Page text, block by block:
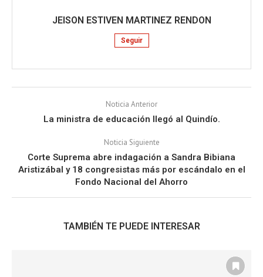
JEISON ESTIVEN MARTINEZ RENDON
Seguir
Noticia Anterior
La ministra de educación llegó al Quindío.
Noticia Siguiente
Corte Suprema abre indagación a Sandra Bibiana
Aristizábal y 18 congresistas más por escándalo en el
Fondo Nacional del Ahorro
TAMBIÉN TE PUEDE INTERESAR